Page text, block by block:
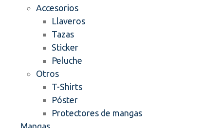
Accesorios
Llaveros
Tazas
Sticker
Peluche
Otros
T-Shirts
Póster
Protectores de mangas
Mangas